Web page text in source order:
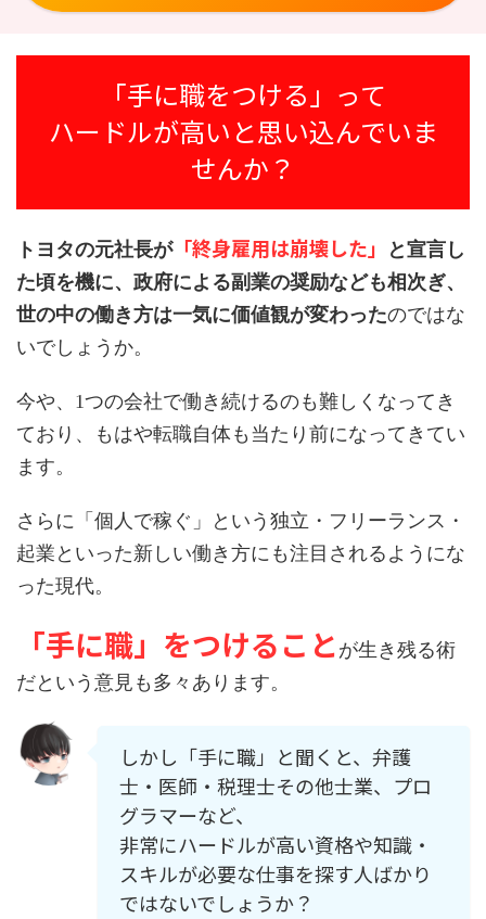
「手に職をつける」って
ハードルが高いと思い込んでいま
せんか？
トヨタの元社長が「終身雇用は崩壊した」
と宣言し
た頃を機に、政府による副業の奨励なども相次ぎ、
世の中の働き方は一気に価値観が変わったのではな
いでしょうか。
今や、1つの会社で働き続けるのも難しくなってき
ており、もはや転職自体も当たり前になってきてい
ます。
さらに「個人で稼ぐ」という独立・フリーランス・
起業といった新しい働き方にも注目されるようにな
った現代。
「手に職」をつけること が生き残る術
だという意見も多々あります。
しかし「手に職」と聞くと、弁護
士・医師・税理士その他士業、プロ
グラマーなど、
非常にハードルが高い資格や知識・
スキルが必要な仕事を探す人ばかり
ではないでしょうか？